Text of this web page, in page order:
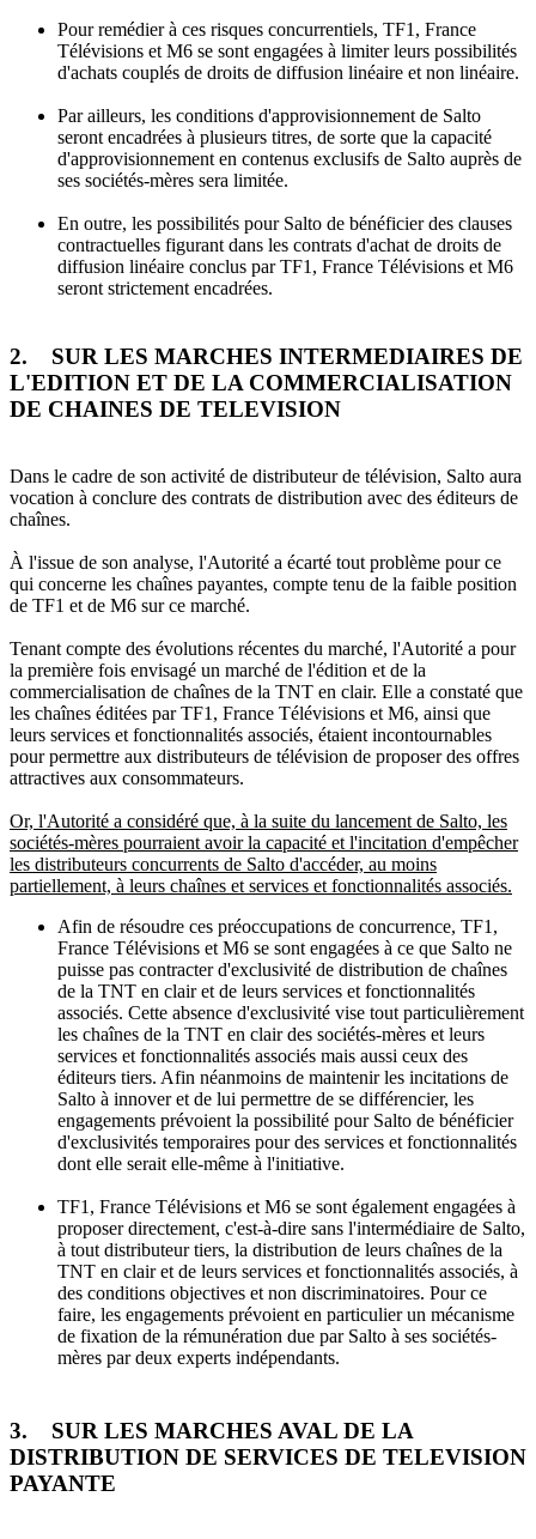
Pour remédier à ces risques concurrentiels, TF1, France
Télévisions et M6 se sont engagées à limiter leurs possibilités
d'achats couplés de droits de diffusion linéaire et non linéaire.
Par ailleurs, les conditions d'approvisionnement de Salto
seront encadrées à plusieurs titres, de sorte que la capacité
d'approvisionnement en contenus exclusifs de Salto auprès de
ses sociétés-mères sera limitée.
En outre, les possibilités pour Salto de bénéficier des clauses
contractuelles figurant dans les contrats d'achat de droits de
diffusion linéaire conclus par TF1, France Télévisions et M6
seront strictement encadrées.
2. SUR LES MARCHES INTERMEDIAIRES DE
L'EDITION ET DE LA COMMERCIALISATION
DE CHAINES DE TELEVISION
Dans le cadre de son activité de distributeur de télévision, Salto aura
vocation à conclure des contrats de distribution avec des éditeurs de
chaînes.
À l'issue de son analyse, l'Autorité a écarté tout problème pour ce
qui concerne les chaînes payantes, compte tenu de la faible position
de TF1 et de M6 sur ce marché.
Tenant compte des évolutions récentes du marché, l'Autorité a pour
la première fois envisagé un marché de l'édition et de la
commercialisation de chaînes de la TNT en clair. Elle a constaté que
les chaînes éditées par TF1, France Télévisions et M6, ainsi que
leurs services et fonctionnalités associés, étaient incontournables
pour permettre aux distributeurs de télévision de proposer des offres
attractives aux consommateurs.
Or, l'Autorité a considéré que, à la suite du lancement de Salto, les
sociétés-mères pourraient avoir la capacité et l'incitation d'empêcher
les distributeurs concurrents de Salto d'accéder, au moins
partiellement, à leurs chaînes et services et fonctionnalités associés.
Afin de résoudre ces préoccupations de concurrence, TF1,
France Télévisions et M6 se sont engagées à ce que Salto ne
puisse pas contracter d'exclusivité de distribution de chaînes
de la TNT en clair et de leurs services et fonctionnalités
associés. Cette absence d'exclusivité vise tout particulièrement
les chaînes de la TNT en clair des sociétés-mères et leurs
services et fonctionnalités associés mais aussi ceux des
éditeurs tiers. Afin néanmoins de maintenir les incitations de
Salto à innover et de lui permettre de se différencier, les
engagements prévoient la possibilité pour Salto de bénéficier
d'exclusivités temporaires pour des services et fonctionnalités
dont elle serait elle-même à l'initiative.
TF1, France Télévisions et M6 se sont également engagées à
proposer directement, c'est-à-dire sans l'intermédiaire de Salto,
à tout distributeur tiers, la distribution de leurs chaînes de la
TNT en clair et de leurs services et fonctionnalités associés, à
des conditions objectives et non discriminatoires. Pour ce
faire, les engagements prévoient en particulier un mécanisme
de fixation de la rémunération due par Salto à ses sociétés-
mères par deux experts indépendants.
3. SUR LES MARCHES AVAL DE LA
DISTRIBUTION DE SERVICES DE TELEVISION
PAYANTE